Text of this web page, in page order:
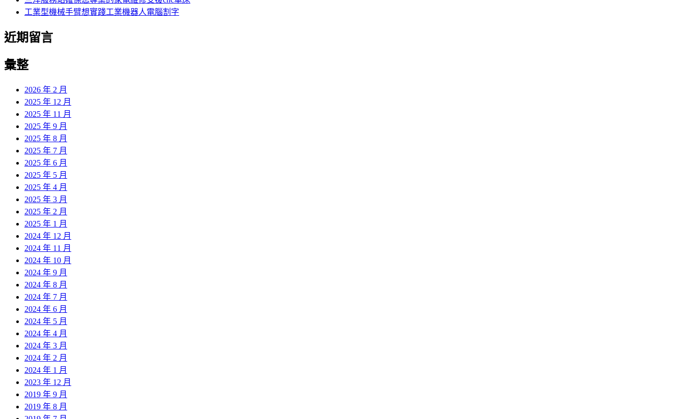
工業型機械手臂想實踐工業機器人電腦割字
近期留言
彙整
2026 年 2 月
2025 年 12 月
2025 年 11 月
2025 年 9 月
2025 年 8 月
2025 年 7 月
2025 年 6 月
2025 年 5 月
2025 年 4 月
2025 年 3 月
2025 年 2 月
2025 年 1 月
2024 年 12 月
2024 年 11 月
2024 年 10 月
2024 年 9 月
2024 年 8 月
2024 年 7 月
2024 年 6 月
2024 年 5 月
2024 年 4 月
2024 年 3 月
2024 年 2 月
2024 年 1 月
2023 年 12 月
2019 年 9 月
2019 年 8 月